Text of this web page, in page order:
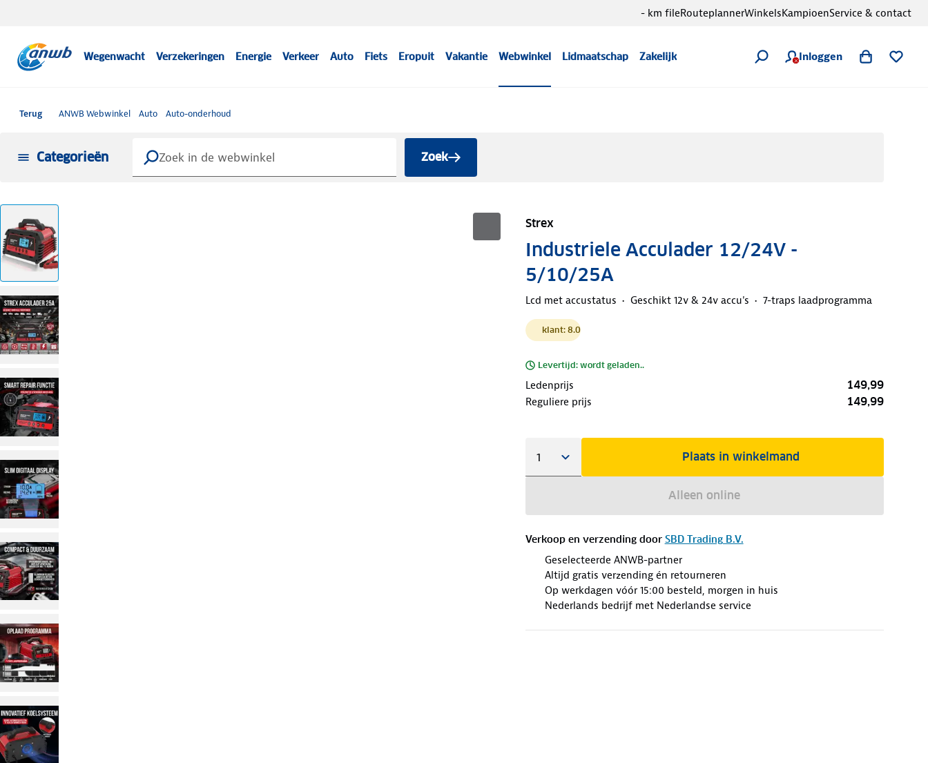
Wegenwacht Verzekeringen Energie Verkeer Auto Fiets Eropuit Vakantie Webwinkel Lidmaatschap Zakelijk Inloggen
- km fileRouteplannerWinkelsKampioenService & contact
Terug ANWB Webwinkel Auto Auto-onderhoud
Categorieën Zoek
Strex
Industriele Acculader 12/24V -
5/10/25A
Lcd met accustatus Geschikt 12v & 24v accu's 7-traps laadprogramma
klant: 8.0
Levertijd: wordt geladen..
Ledenprijs 149,99
Reguliere prijs 149,99
Plaats in winkelmand
Alleen online
Verkoop en verzending door SBD Trading B.V.
Geselecteerde ANWB-partner
Altijd gratis verzending én retourneren
Op werkdagen vóór 15:00 besteld, morgen in huis
Nederlands bedrijf met Nederlandse service